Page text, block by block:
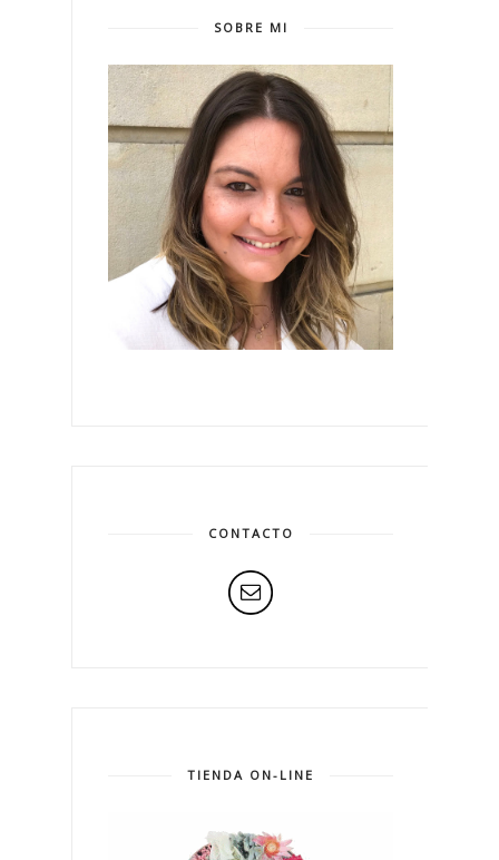
SOBRE MI
CONTACTO
TIENDA ON-LINE